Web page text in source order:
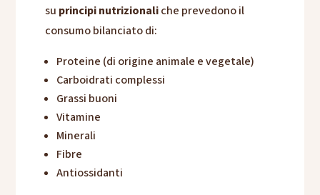
su principi nutrizionaliche prevedono il
consumo bilanciato di:
Proteine (di origine animale e vegetale)
Carboidrati complessi
Grassi buoni
Vitamine
Minerali
Fibre
Antiossidanti